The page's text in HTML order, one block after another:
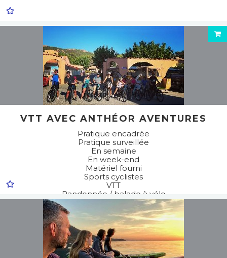
VTT AVEC ANTHÉOR AVENTURES
Pratique encadrée
Pratique surveillée
En semaine
En week-end
Matériel fourni
Sports cyclistes
VTT
Randonnée / balade à vélo